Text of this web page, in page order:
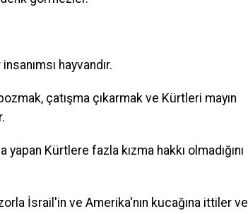
hayvandır.
çatışma çıkarmak ve Kürtleri mayın
Kürtlere fazla kızma hakkı olmadığını
İsrail'in ve Amerika'nın kucağına ittiler ve